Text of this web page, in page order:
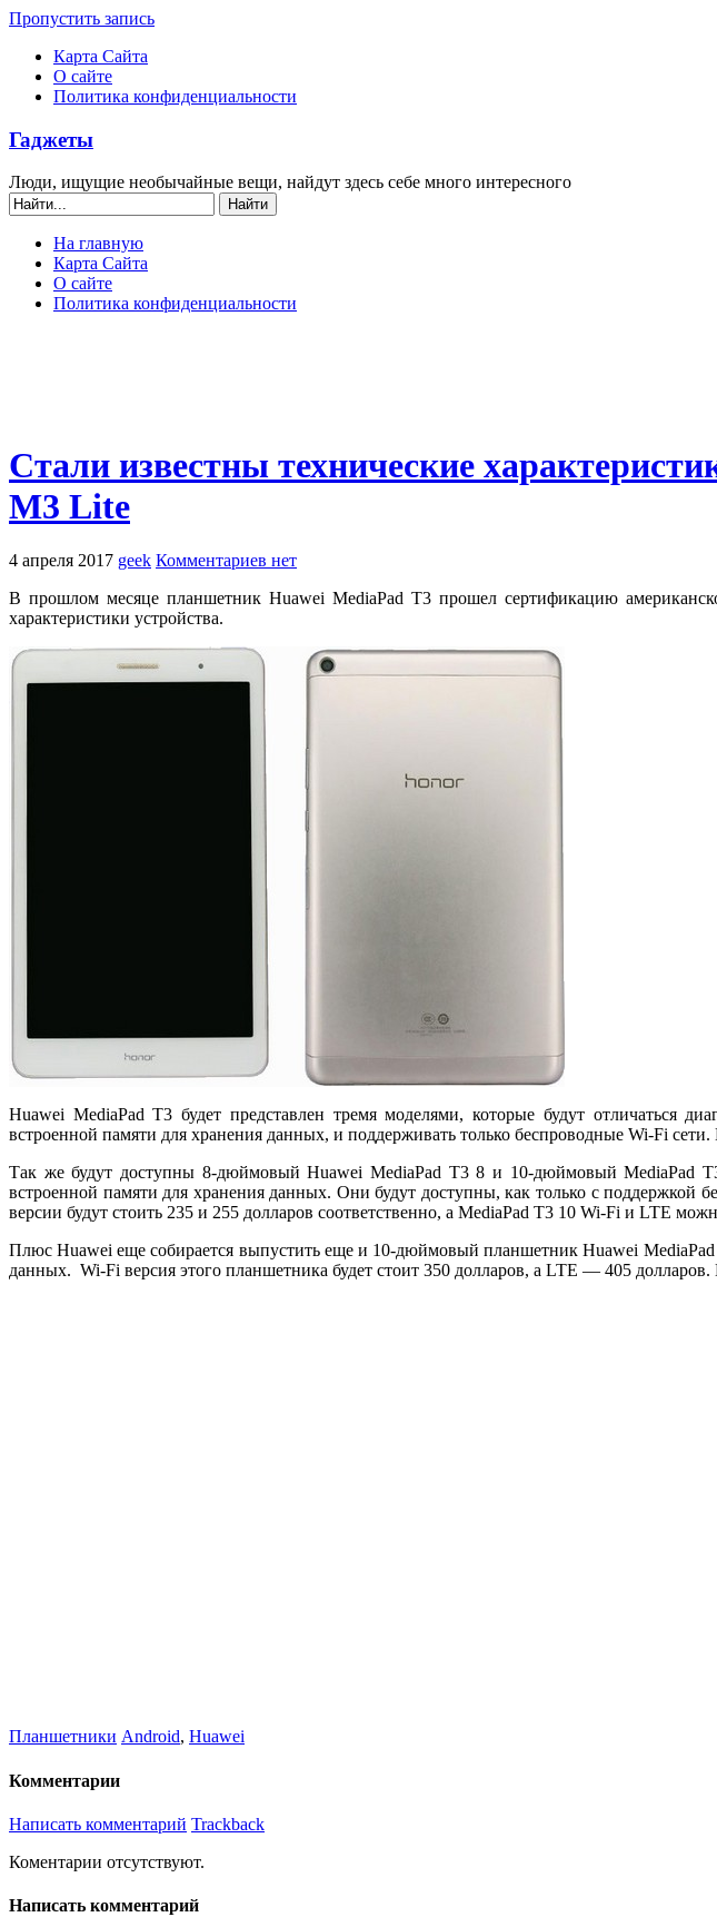
Пропустить запись
Карта Сайта
О сайте
Политика конфиденциальности
Гаджеты
Люди, ищущие необычайные вещи, найдут здесь себе много интересного
На главную
Карта Сайта
О сайте
Политика конфиденциальности
Стали известны технические
M3 Lite
4 апреля 2017 geek Комментариев нет
В прошлом месяце планшетник Huawei MediaPad T3 прошел сертификацию
характеристики устройства.
Huawei MediaPad T3 будет представлен тремя моделями, которые будут отличаться
встроенной памяти для хранения данных, и поддерживать только беспроводные Wi-Fi
Так же будут доступны 8-дюймовый Huawei MediaPad T3 8 и 10-дюймовый MediaPad
встроенной памяти для хранения данных. Они будут доступны, как только с
версии будут стоить 235 и 255 долларов соответственно, а MediaPad T3 10 Wi-Fi и LTE
Плюс Huawei еще собирается выпустить еще и 10-дюймовый планшетник Huawei
данных. Wi-Fi версия этого планшетника будет стоит 350 долларов, а LTE — 405 долларов.
Планшетники Android, Huawei
Комментарии
Написать комментарий Trackback
Коментарии отсутствуют.
Написать комментарий